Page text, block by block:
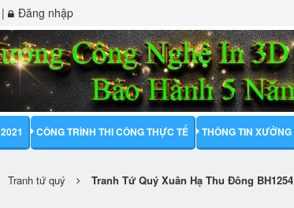
| Đăng nhập
CÔNG TRÌNH THI CÔNG THỰC TẾ THÔNG TIN XƯỞNG
Tranh tứ quý Tranh Tứ Quý Xuân Hạ Thu Đông BH1254